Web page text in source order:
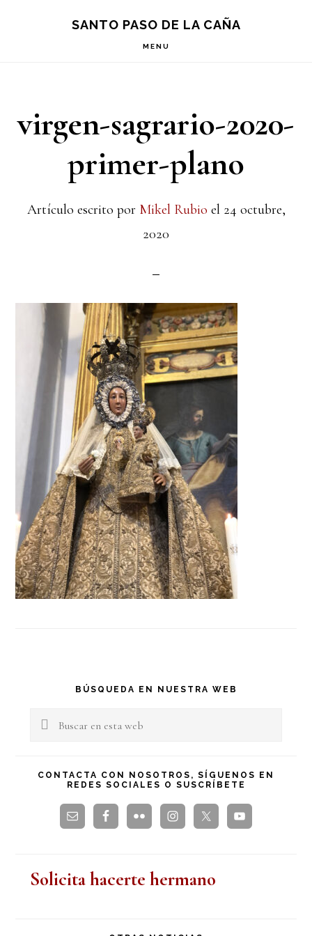
principal
lateral
SANTO PASO DE LA CAÑA
MENU
virgen-sagrario-2020-
primer-plano
Artículo escrito por Mikel Rubio el 24 octubre,
2020
Barra
lateral
BÚSQUEDA EN NUESTRA WEB
Buscar
esta
CONTACTA CON NOSOTROS, SÍGUENOS EN
REDES SOCIALES O SUSCRÍBETE
Solicita hacerte hermano